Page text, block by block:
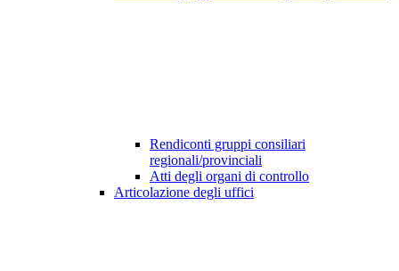
Rendiconti gruppi consiliari
regionali/provinciali
Atti degli organi di controllo
Articolazione degli uffici